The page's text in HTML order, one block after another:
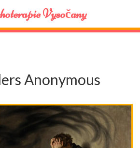
Vysočany
Anonymous